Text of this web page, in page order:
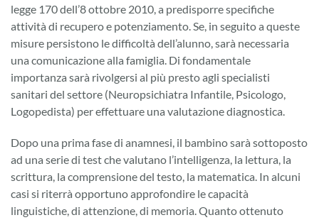
legge 170 dell’8 ottobre 2010, a predisporre specifiche
attività di recupero e potenziamento. Se, in seguito a queste
misure persistono le difficoltà dell’alunno, sarà necessaria
una comunicazione alla famiglia. Di fondamentale
importanza sarà rivolgersi al più presto agli specialisti
sanitari del settore (Neuropsichiatra Infantile, Psicologo,
Logopedista) per effettuare una valutazione diagnostica.
Dopo una prima fase di anamnesi, il bambino sarà sottoposto
ad una serie di test che valutano l’intelligenza, la lettura, la
scrittura, la comprensione del testo, la matematica. In alcuni
casi si riterrà opportuno approfondire le capacità
linguistiche, di attenzione, di memoria. Quanto ottenuto